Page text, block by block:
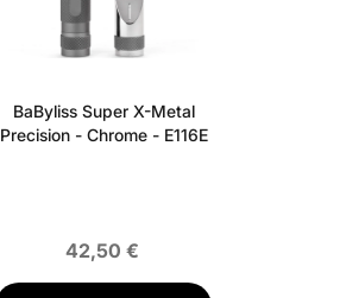
BaByliss Super X-Metal
Precision - Chrome - E116E
42,50 €